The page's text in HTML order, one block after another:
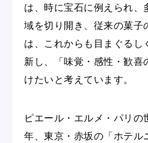
は、時に宝石に例えられ
域を切り開き、従来の菓
は、これからも目まぐる
新し、「味覚・感性・歓喜
けたいと考えています。
ピエール・エルメ・パリ
年、東京・赤坂の「ホテ